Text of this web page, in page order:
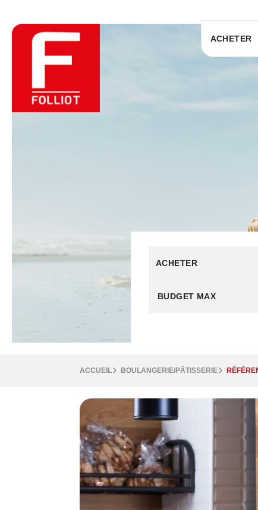
ACHETER
ACHETER
ACCUEIL BOULANGERIE/PÂTISSERIE